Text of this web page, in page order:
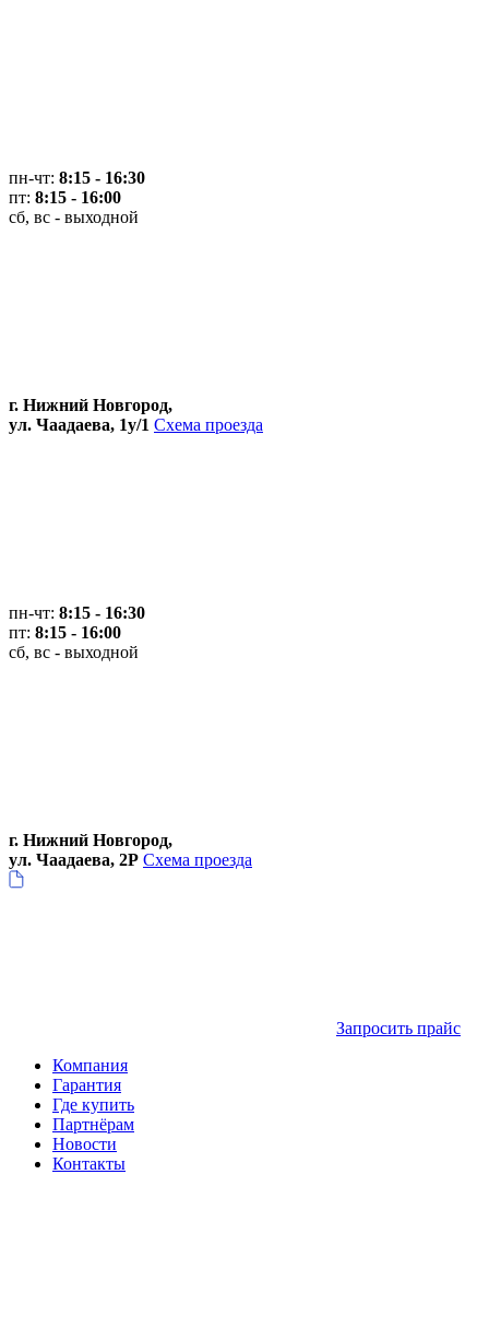
пн-чт: 8:15 - 16:30
пт: 8:15 - 16:00
сб, вс - выходной
г. Нижний Новгород,
ул. Чаадаева, 1у/1 Схема проезда
пн-чт: 8:15 - 16:30
пт: 8:15 - 16:00
сб, вс - выходной
г. Нижний Новгород,
ул. Чаадаева, 2Р Схема проезда
Запросить прайс
Компания
Гарантия
Где купить
Партнёрам
Новости
Контакты